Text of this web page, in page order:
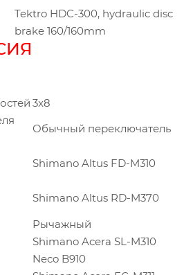
Tektro HDC-300, hydraulic disc
brake 160/160mm
3x8
Обычный переключатель
Shimano Altus FD-M310
Shimano Altus RD-M370
Рычажный
Shimano Acera SL-M310
Neco B910